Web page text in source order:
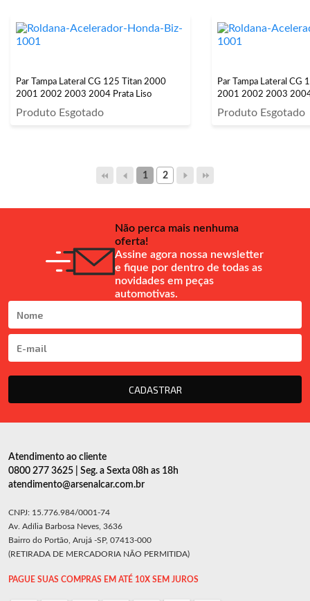
Par Tampa Lateral CG 125 Titan 2000
2001 2002 2003 2004 Prata Liso
Produto Esgotado
Par Tampa Lateral CG
2001 2002 2003
Produto Esgotado
1 2
Não perca mais nenhuma
oferta!
Assine agora nossa newsletter
e fique por dentro de todas as
novidades em peças
automotivas.
CADASTRAR
Atendimento ao cliente
0800 277 3625 | Seg. a Sexta 08h as 18h
atendimento@arsenalcar.com.br
CNPJ: 15.776.984/0001-74
Av. Adília Barbosa Neves, 3636
Bairro do Portão, Arujá -SP, 07413-000
(RETIRADA DE MERCADORIA NÃO PERMITIDA)
PAGUE SUAS COMPRAS EM ATÉ 10X SEM JUROS